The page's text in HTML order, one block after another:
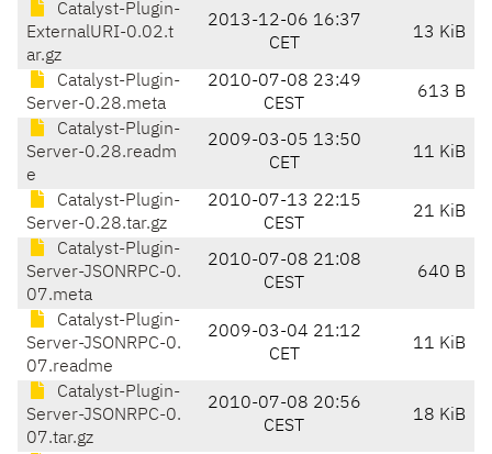
Catalyst-Plugin-
ExternalURI-0.02.t
ar.gz
2013-12-06 16:37
CET
13 KiB
Catalyst-Plugin-
Server-0.28.meta
2010-07-08 23:49
CEST
613 B
Catalyst-Plugin-
Server-0.28.readm
e
2009-03-05 13:50
CET
11 KiB
Catalyst-Plugin-
Server-0.28.tar.gz
2010-07-13 22:15
CEST
21 KiB
Catalyst-Plugin-
Server-JSONRPC-0.
07.meta
2010-07-08 21:08
CEST
640 B
Catalyst-Plugin-
Server-JSONRPC-0.
07.readme
2009-03-04 21:12
CET
11 KiB
Catalyst-Plugin-
Server-JSONRPC-0.
07.tar.gz
2010-07-08 20:56
CEST
18 KiB